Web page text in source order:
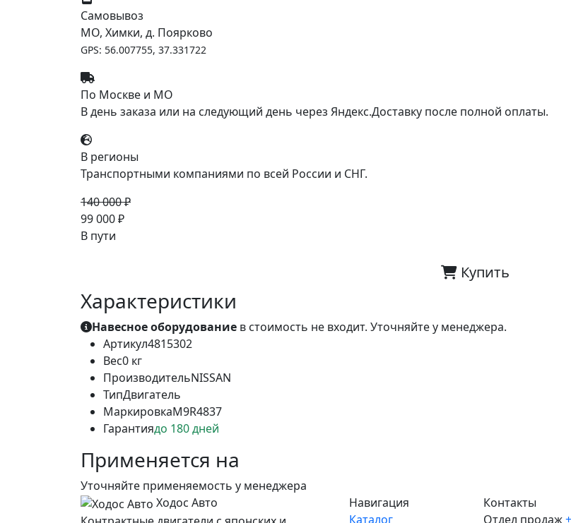
Самовывоз
МО, Химки, д. Поярково
GPS: 56.007755, 37.331722
По Москве и МО
В день заказа или на следующий день через Яндекс.Доставку после полной оплаты.
В регионы
Транспортными компаниями по всей России и СНГ.
140 000 ₽
99 000 ₽
В пути
Купить
Характеристики
Навесное оборудование в стоимость не входит. Уточняйте у менеджера.
Артикул4815302
Вес0 кг
ПроизводительNISSAN
ТипДвигатель
МаркировкаM9R4837
Гарантиядо 180 дней
Применяется на
Уточняйте применяемость у менеджера
Ходос Авто
Навигация
Каталог
Контакты
Отдел продаж